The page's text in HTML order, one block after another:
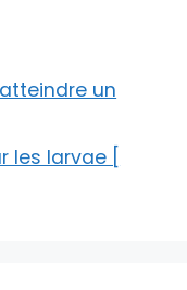
un
larvae [